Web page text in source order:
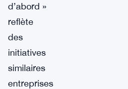
d’abord »
reflète
des
initiatives
similaires
entreprises